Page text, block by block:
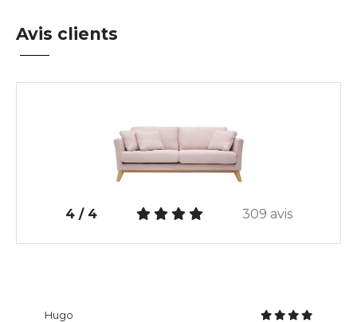
Avis clients
4 / 4 309 avis
Hugo